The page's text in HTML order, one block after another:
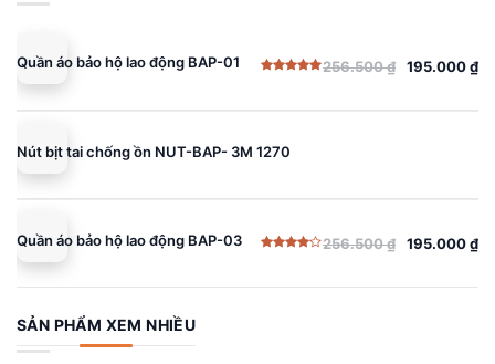
Quần áo bảo hộ lao động BAP-01
5 sao
256.500₫
Giá
là:
195.000₫
Giá
tại
195.000 ₫.
Nút bịt tai chống ồn NUT-BAP- 3M 1270
Quần áo bảo hộ lao động BAP-03
hạng
256.500₫
Giá
gốc
là:
256.500 ₫.
195.000₫
Giá
hiện
tại
là:
195.000 ₫.
SẢN PHẨM XEM NHIỀU